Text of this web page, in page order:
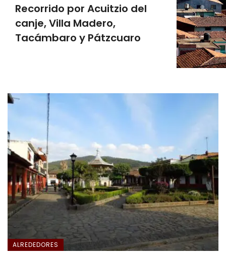
Recorrido por Acuitzio del
canje, Villa Madero,
Tacámbaro y Pátzcuaro
ALREDEDORES